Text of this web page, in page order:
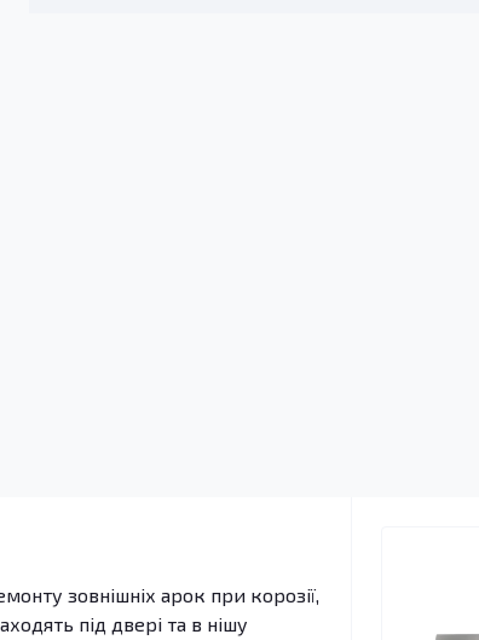
зовнішніх арок при корозії,
під двері та в нішу